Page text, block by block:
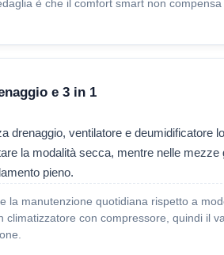
è che il comfort smart non
e 3 in 1
drenaggio, ventilatore e deumidificatore
la modalità secca, mentre nelle mezze
pieno.
la manutenzione quotidiana rispetto a
con compressore, quindi il